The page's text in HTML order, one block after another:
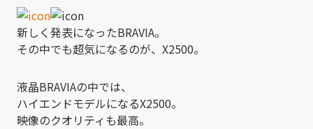
新しく発表になったBRAVIA。
その中でも超気になるのが、X2500。
液晶BRAVIAの中では、
ハイエンドモデルになるX2500。
映像のクオリティも最高。